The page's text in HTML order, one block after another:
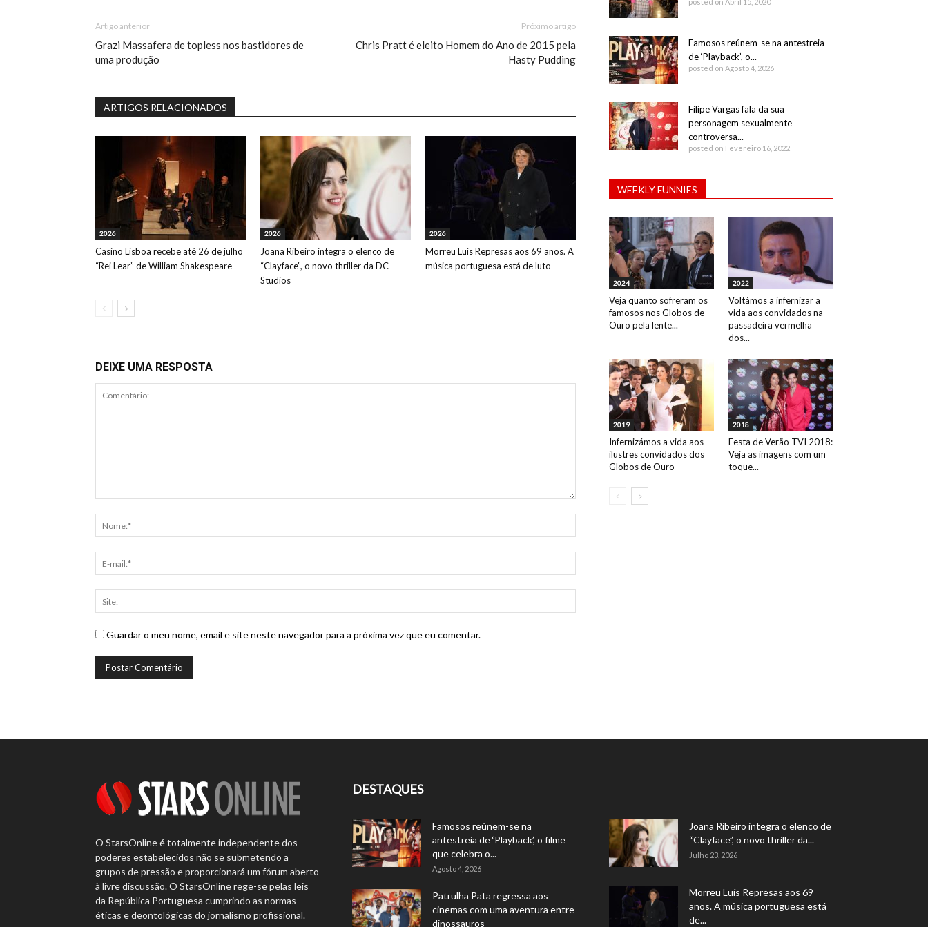
Artigo anterior
Grazi Massafera de topless nos bastidores de
uma produção
Próximo artigo
Chris Pratt é eleito Homem do Ano de 2015 pela
Hasty Pudding
ARTIGOS RELACIONADOS
2026
Casino Lisboa recebe até 26 de julho
“Rei Lear” de William Shakespeare
2026
Joana Ribeiro integra o elenco de
“Clayface”, o novo thriller da DC
Studios
2026
Morreu Luís Represas aos 69 anos. A
música portuguesa está de luto
DEIXE UMA RESPOSTA
Guardar o meu nome, email e site neste navegador para a próxima vez que eu comentar.
Famosos reúnem-se na antestreia
de ‘Playback’, o...
posted on Agosto 4, 2026
Filipe Vargas fala da sua
personagem sexualmente
controversa...
posted on Fevereiro 16, 2022
WEEKLY FUNNIES
2024
Veja quanto sofreram os
famosos nos Globos de
Ouro pela lente...
2022
Voltámos a infernizar a
vida aos convidados na
passadeira vermelha
dos...
2019
Infernizámos a vida aos
ilustres convidados dos
Globos de Ouro
2018
Festa de Verão TVI 2018:
Veja as imagens com um
toque...
O StarsOnline é totalmente independente dos
poderes estabelecidos não se submetendo a
grupos de pressão e proporcionará um fórum aberto
à livre discussão. O StarsOnline rege-se pelas leis
da República Portuguesa cumprindo as normas
éticas e deontológicas do jornalismo profissional.
DESTAQUES
Famosos reúnem-se na
antestreia de ‘Playback’, o filme
que celebra o...
Agosto 4, 2026
Patrulha Pata regressa aos
cinemas com uma aventura entre
dinossauros
Joana Ribeiro integra o elenco de
“Clayface”, o novo thriller da...
Julho 23, 2026
Morreu Luís Represas aos 69
anos. A música portuguesa está
de...